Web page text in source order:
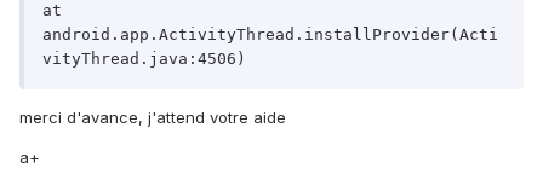
at
android.app.ActivityThread.installProvider(Acti
merci d'avance, j'attend votre aide
a+